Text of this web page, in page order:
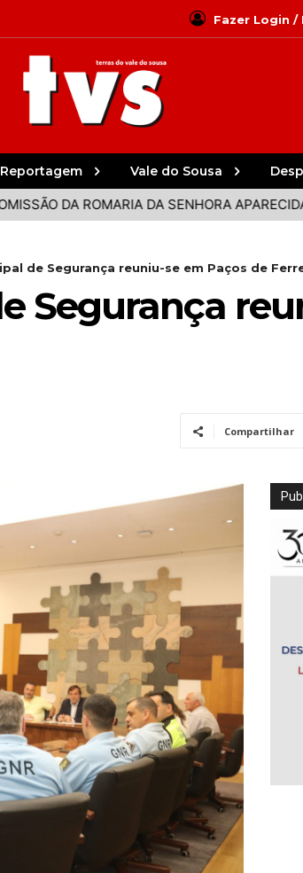
Fazer Login
Reportagem Vale do Sousa
DA ROMARIA DA SENHORA APARECIDA
de Segurança reuniu-se em Paços de
Segurança
Compartilhar